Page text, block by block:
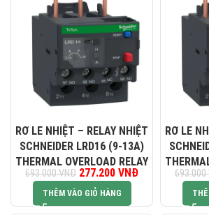
RƠ LE NHIỆT – RELAY NHIỆT
SCHNEIDER LRD16 (9-13A)
THERMAL OVERLOAD RELAY
693.000VNĐ Giá gốc là: 693.000 VNĐ.
277.200 VNĐ Giá hiện tại là:
THÊM VÀO GIỎ HÀNG
RƠ LE
693.000
KINH DOANH 1:
KINH DOANH 3:
KINH DOANH 4: